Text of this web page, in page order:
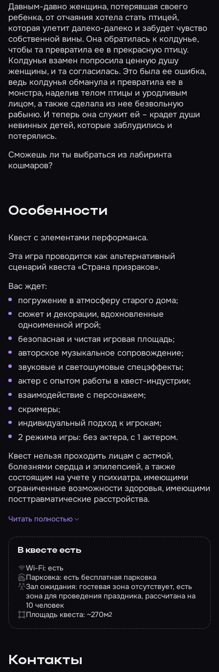
Давным-давно женщина, потерявшая своего
ребенка, от отчаяния хотела стать птицей,
которая улетит далеко-далеко и забудет чувство
собственной вины. Она обратилась к колдунье,
чтобы та превратила ее в прекрасную птицу.
Колдунья взамен попросила ценную душу
женщины, и та согласилась. Это была ее ошибка,
ведь колдунья обманула и превратила ее в
монстра, наделив телом птицы и уродливым
лицом, а также сделала из нее безвольную
рабыню. И теперь она служит ей – крадет души
невинных детей, которые заблудились и
потерялись.
Сможешь ли ты выбраться из лабиринта
кошмаров?
Особенности
Квест с элементами перформанса.
Эта игра проводится как альтернативный
сценарий квеста«Страна призраков».
Вас ждет:
погружение в атмосферу старого дома;
сюжет и декорации, вдохновленные
одноименной игрой;
безопасная и чистая игровая площадь;
авторское музыкальное сопровождение;
звуковые и светошумовые спецэффекты;
актер с опытом работы в квест-индустрии;
взаимодействие с персонажем;
скримеры;
индивидуальный подход к игрокам;
2 режима игры: без актера, с 1 актером.
Квест нельзя проходить лицам с астмой,
болезнями сердца и эпилепсией, а также
состоящим на учете у психиатра, имеющими
ограниченные возможности здоровья, имеющими
посттравматические расстройства.
Фотографии игроков: услуга не предоставляется.
предоставляется.
Читать полностью
В квесте есть
Wi-Fi: есть
Парковка: есть бесплатная парковка
Зал ожидания: гостевая зона отсутствует, есть
зона для проведения праздника, рассчитана на
10 человек
Площадь квеста: ~270м2
Контакты